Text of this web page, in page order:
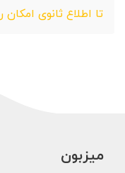
تا اطلاع ثانوی
میزبون